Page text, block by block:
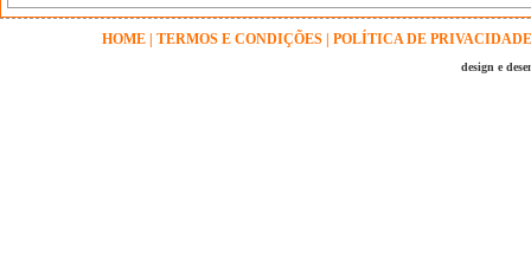
HOME| TERMOS E CONDIÇÕES| POLÍTICA DE PRIVACIDADE
design e